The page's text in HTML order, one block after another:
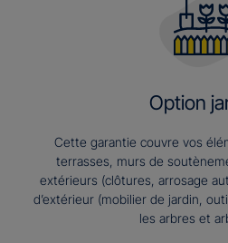
Option
Cette garantie couvre vos
terrasses, murs de
extérieurs (clôtures, arrosage
d’extérieur (mobilier de jardin,
les arbres et